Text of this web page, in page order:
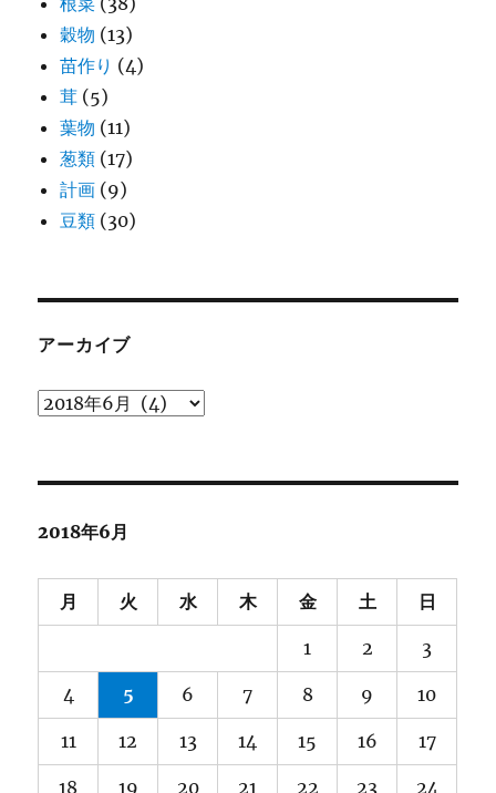
穀物 (13)
苗作り (4)
茸 (5)
葉物 (11)
葱類 (17)
計画 (9)
豆類 (30)
アーカイブ
ア
ブ
2018年6月
月 火 水 木 金 土 日
1 2 3
4 5 6 7 8 9 10
11 12 13 14 15 16 17
18 19 20 21 22 23 24